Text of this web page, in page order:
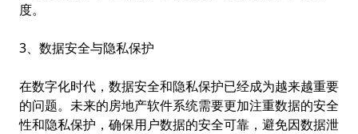
度。
3、数据安全与隐私保护
在数字化时代，数据安全和隐私保护已经成为越来越重要
的问题。未来的房地产软件系统需要更加注重数据的安全
性和隐私保护，确保用户数据的安全可靠，避免因数据泄